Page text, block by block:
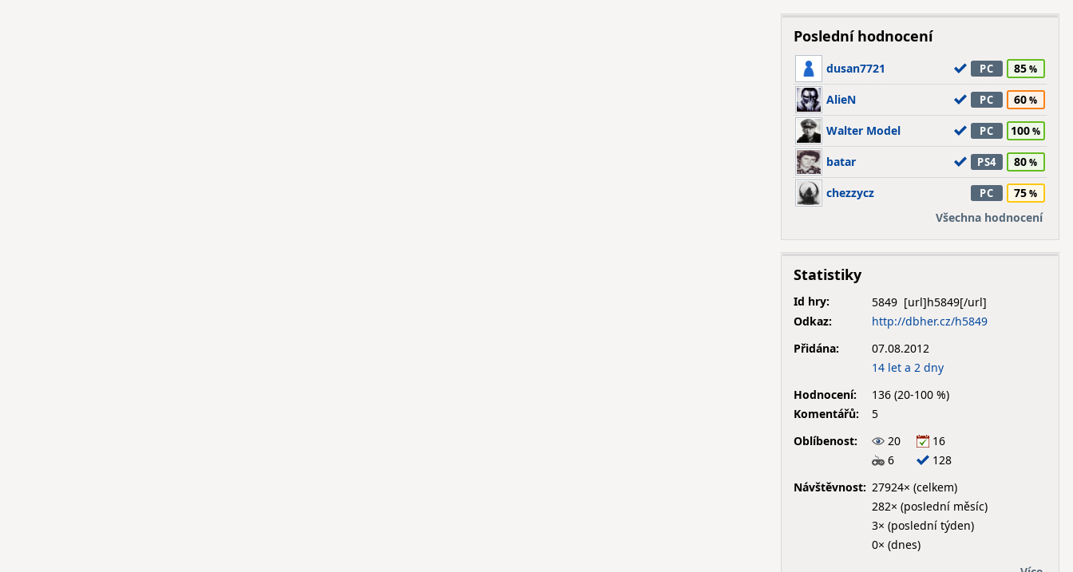
Poslední hodnocení
dusan7721 PC 85
AlieN PC 60
Walter Model PC 100
batar PS4 80
chezzycz PC
75
Všechna hodnocení
Statistiky
Id hry:
5849
Odkaz:
http://dbher.cz/h5849
Přidána:
07.08.2012
14 let a 2 dny
Hodnocení:
136 (20-100 %)
Komentářů:
5
Oblíbenost:
20
16
6
128
Návštěvnost: 27924× (celkem)
282× (poslední měsíc)
3× (poslední týden)
0× (dnes)